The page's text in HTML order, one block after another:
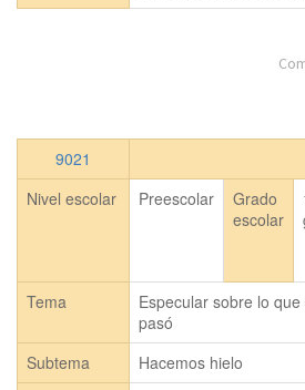
9021
Nivel escolar
Preescolar
Grado
escolar
Tema
Especular sobre lo
pasó
Subtema
Hacemos hielo